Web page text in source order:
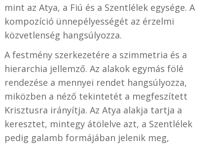
mint az Atya, a Fiú és a Szentlélek egysége. A
kompozíció ünnepélyességét az érzelmi
közvetlenség hangsúlyozza.
A festmény szerkezetére a szimmetria és a
hierarchia jellemző. Az alakok egymás fölé
rendezése a mennyei rendet hangsúlyozza,
miközben a néző tekintetét a megfeszített
Krisztusra irányítja. Az Atya alakja tartja a
keresztet, mintegy átölelve azt, a Szentlélek
pedig galamb formájában jelenik meg,